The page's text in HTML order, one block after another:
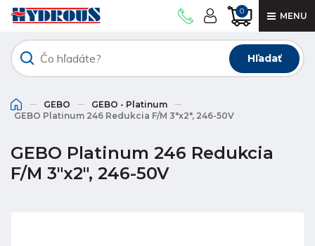
0 MENU
Hľadať
GEBO
GEBO - Platinum
GEBO Platinum 246 Redukcia F/M 3"x2", 246-50V
GEBO Platinum 246 Redukcia
F/M 3"x2", 246-50V